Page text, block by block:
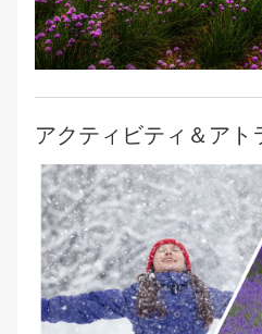
アクティビティ＆アト